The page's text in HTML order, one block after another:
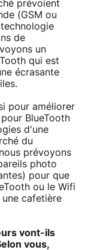
prévoient
(GSM ou
de
un
qui est
écrasante
pour améliorer
BlueTooth
d'une
du
prévoyons
photo
pour que
ou le Wifi
cafetière
vont-ils
vous,